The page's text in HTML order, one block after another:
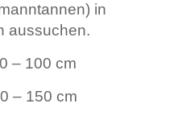
in
aussuchen.
– 100 cm
– 150 cm